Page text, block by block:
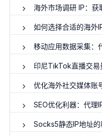
海外市场调研 IP：
如何选择合适的海外
移动应用数据采集：
印尼TikTok直播交易
优化海外社交媒体账
SEO优化利器：代理
Socks5静态IP地址的